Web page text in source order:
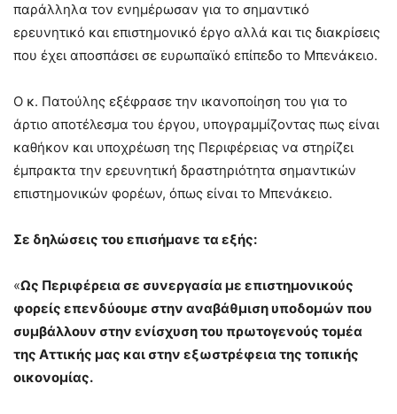
παράλληλα τον ενημέρωσαν για το σημαντικό
ερευνητικό και επιστημονικό έργο αλλά και τις διακρίσεις
που έχει αποσπάσει σε ευρωπαϊκό επίπεδο το Μπενάκειο.
Ο κ. Πατούλης εξέφρασε την ικανοποίηση του για το
άρτιο αποτέλεσμα του έργου, υπογραμμίζοντας πως είναι
καθήκον και υποχρέωση της Περιφέρειας να στηρίζει
έμπρακτα την ερευνητική δραστηριότητα σημαντικών
επιστημονικών φορέων, όπως είναι το Μπενάκειο.
Σε δηλώσεις του επισήμανε τα εξής:
«Ως Περιφέρεια σε συνεργασία με επιστημονικούς
φορείς επενδύουμε στην αναβάθμιση υποδομών που
συμβάλλουν στην ενίσχυση του πρωτογενούς τομέα
της Αττικής μας και στην εξωστρέφεια της τοπικής
οικονομίας.